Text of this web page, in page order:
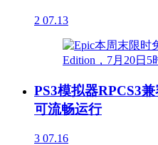
2 07.13
PS3模拟器RPCS3
可流畅运行
3 07.16